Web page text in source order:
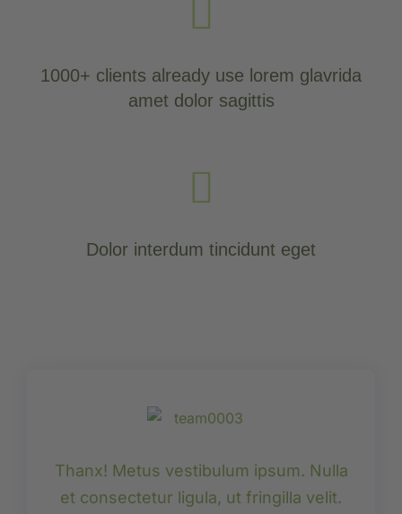
1000+ clients already use lorem glavrida
amet dolor sagittis
Dolor interdum tincidunt eget
Thanx! Metus vestibulum ipsum. Nulla
et consectetur ligula, ut fringilla velit.